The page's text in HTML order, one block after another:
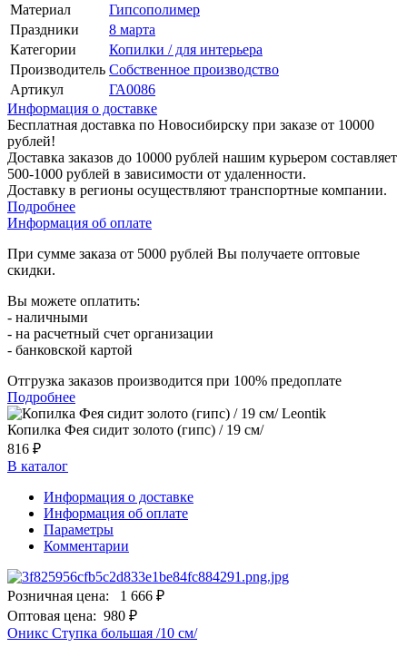
Материал
Гипсополимер
Праздники
8 марта
Категории
Копилки / для интерьера
Производитель Собственное производство
Артикул
ГА0086
Информация о доставке
Бесплатная доставка по Новосибирску при заказе от 10000
рублей!
Доставка заказов до 10000 рублей нашим курьером составляет
500-1000 рублей в зависимости от удаленности.
Доставку в регионы осуществляют транспортные компании.
Подробнее
Информация об оплате
При сумме заказа от 5000 рублей Вы получаете оптовые
скидки.
Вы можете оплатить:
- наличными
- на расчетный счет организации
- банковской картой
Отгрузка заказов производится при 100% предоплате
Подробнее
Копилка Фея сидит золото (гипс) / 19 см/
816 ₽
В каталог
Информация о доставке
Информация об оплате
Параметры
Комментарии
Розничная цена:
1 666 ₽
Оптовая цена: 980 ₽
Оникс Ступка большая /10 см/